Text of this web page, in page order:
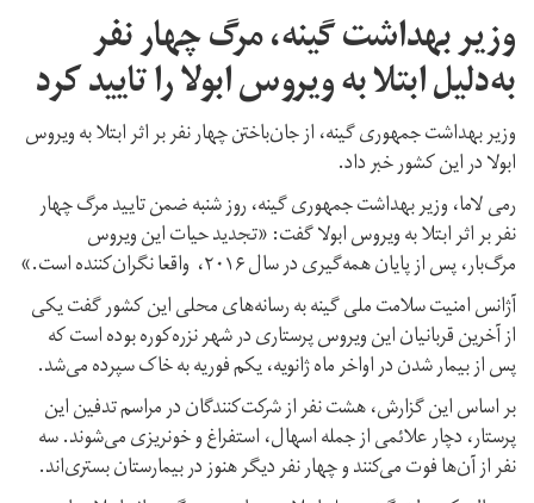
وزیر بهداشت گینه، مرگ چهار نفر
به‌دلیل ابتلا به ویروس ابولا را تایید کرد
وزیر بهداشت جمهوری گینه، از جان‌باختن چهار نفر بر اثر ابتلا به ویروس
ابولا در این کشور خبر داد.
رمی لاما، وزیر بهداشت جمهوری گینه، روز شنبه ضمن تایید مرگ چهار
نفر بر اثر ابتلا به ویروس ابولا گفت: «تجدید حیات این ویروس
مرگ‌بار، پس از پایان همه‌گیری در سال ۲۰۱۶، واقعا نگران‌کننده است.»
آژانس امنیت سلامت ملی گینه به رسانه‌های محلی این کشور گفت یکی
از آخرین قربانیان این ویروس پرستاری در شهر نزره‌کوره بوده است که
پس از بیمار شدن در اواخر ماه ژانویه، یکم فوریه به خاک سپرده می‌شد.
بر اساس این گزارش، هشت نفر از شرکت‌کنندگان در مراسم تدفین این
پرستار، دچار علائمی از جمله اسهال، استفراغ و خونریزی می‌شوند. سه
نفر از آن‌ها فوت می‌کنند و چهار نفر دیگر هنوز در بیمارستان بستری‌اند.